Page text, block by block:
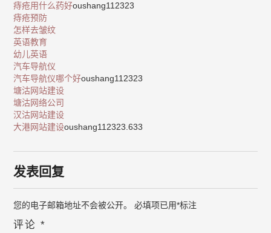
痔疮用什么药好oushang112323
痔疮预防
怎样去皱纹
英语教育
幼儿英语
汽车导航仪
汽车导航仪哪个好oushang112323
塘沽网站建设
塘沽网络公司
汉沽网站建设
大港网站建设oushang112323.633
发表回复
您的电子邮箱地址不会被公开。 必填项已用*标注
评论*